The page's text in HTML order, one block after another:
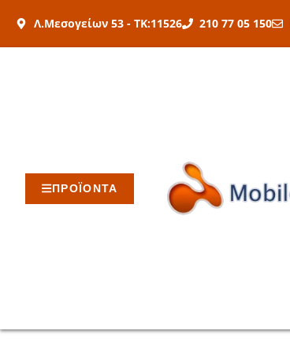
στο
Λ.Μεσογείων 53 - ΤΚ:11526 210 77 05 150
ΠΡΟΪΟΝΤΑ